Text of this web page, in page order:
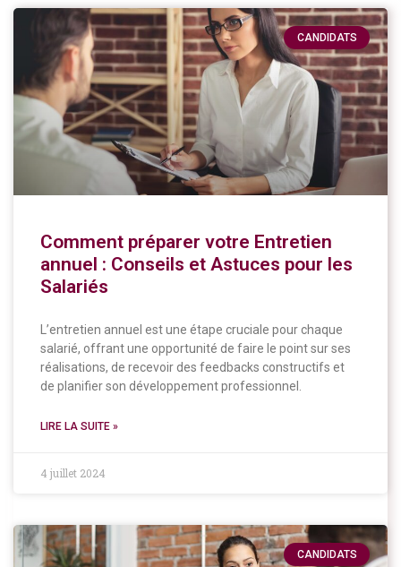
CANDIDATS
Comment préparer votre Entretien
annuel : Conseils et Astuces pour les
Salariés
L’entretien annuel est une étape cruciale pour chaque
salarié, offrant une opportunité de faire le point sur ses
réalisations, de recevoir des feedbacks constructifs et
de planifier son développement professionnel.
LIRE LA SUITE »
4 juillet 2024
CANDIDATS